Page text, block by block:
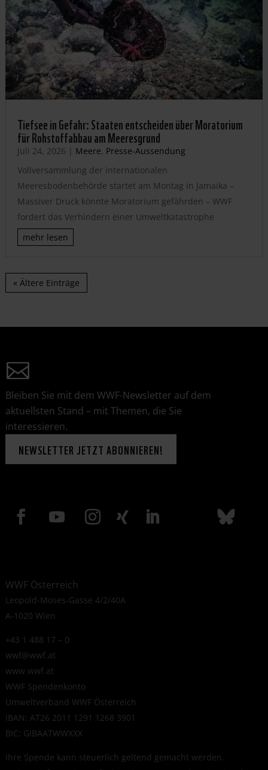
Tiefsee in Gefahr: Staaten entscheiden über Moratorium
für Rohstoffabbau am Meeresgrund
Juli 24, 2026 | Meere, Presse-Aussendung
Vollversammlung der internationalen
Meeresbodenbehörde startet am Montag in Jamaika –
Massiver Druck könnte Moratorium gefährden – WWF
fordert das Verhindern einer Umweltkatastrophe
mehr lesen
« Ältere Einträge
Bleiben Sie mit dem WWF-Newsletter auf dem
aktuellsten Stand – mit Themen, die Sie
interessieren.
NEWSLETTER JETZT ABONNIEREN!
WWF Österreich
Leopold-Moses-Gasse 4/2/40A
A-1020 Wien
+43 1 488 17 – 0
wwf@wwf.at
www.wwf.at
WWF Spendenkonto
Umweltverband WWF Österreich
IBAN: AT26 2011 1291 1268 3901
BIC: GIBAATWWXXX
Ihre Spende kann steuerlich geltend gemacht werden.